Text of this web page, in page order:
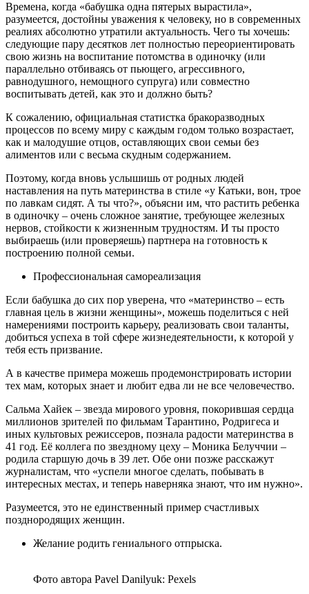
Времена, когда «бабушка одна пятерых вырастила»,
разумеется, достойны уважения к человеку, но в современных
реалиях абсолютно утратили актуальность. Чего ты хочешь:
следующие пару десятков лет полностью переориентировать
свою жизнь на воспитание потомства в одиночку (или
параллельно отбиваясь от пьющего, агрессивного,
равнодушного, немощного супруга) или совместно
воспитывать детей, как это и должно быть?
К сожалению, официальная статистка бракоразводных
процессов по всему миру с каждым годом только возрастает,
как и малодушие отцов, оставляющих свои семьи без
алиментов или с весьма скудным содержанием.
Поэтому, когда вновь услышишь от родных людей
наставления на путь материнства в стиле «у Катьки, вон, трое
по лавкам сидят. А ты что?», объясни им, что растить ребенка
в одиночку – очень сложное занятие, требующее железных
нервов, стойкости к жизненным трудностям. И ты просто
выбираешь (или проверяешь) партнера на готовность к
построению полной семьи.
Профессиональная самореализация
Если бабушка до сих пор уверена, что «материнство – есть
главная цель в жизни женщины», можешь поделиться с ней
намерениями построить карьеру, реализовать свои таланты,
добиться успеха в той сфере жизнедеятельности, к которой у
тебя есть призвание.
А в качестве примера можешь продемонстрировать истории
тех мам, которых знает и любит едва ли не все человечество.
Сальма Хайек – звезда мирового уровня, покорившая сердца
миллионов зрителей по фильмам Тарантино, Родригеса и
иных культовых режиссеров, познала радости материнства в
41 год. Её коллега по звездному цеху – Моника Белуччии –
родила старшую дочь в 39 лет. Обе они позже расскажут
журналистам, что «успели многое сделать, побывать в
интересных местах, и теперь наверняка знают, что им нужно».
Разумеется, это не единственный пример счастливых
позднородящих женщин.
Желание родить гениального отпрыска.
Фото автора Pavel Danilyuk: Pexels